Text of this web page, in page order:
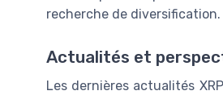
recherche de diversification.
Actualités et
Les dernières actualités